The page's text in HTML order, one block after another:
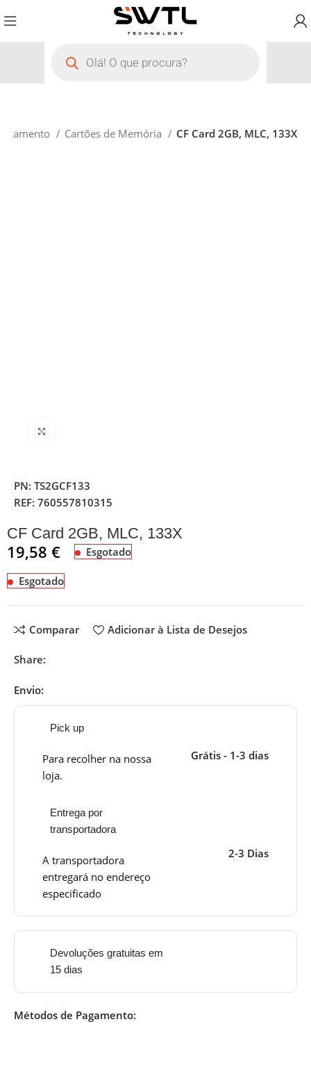
Cartões de Memória CF Card 2GB, MLC, 133X
PN:TS2GCF133
REF:760557810315
CF Card 2GB, MLC, 133X
19,58€ Esgotado
Esgotado
Comparar Adicionar à Lista de Desejos
Share:
Envio:
Pick up
Para recolher na nossa
loja.
Grátis - 1-3 dias
Entrega por
transportadora
A transportadora
entregará no endereço
especificado
2-3 Dias
Devoluções gratuitas em
15 dias
Métodos de Pagamento: